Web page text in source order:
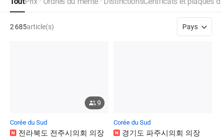
2 685article(s) Pays
9
Corée du Sud
N 전라북도 전주시의회 의장
Corée du Sud
N 경기 도 파주시의회 의장